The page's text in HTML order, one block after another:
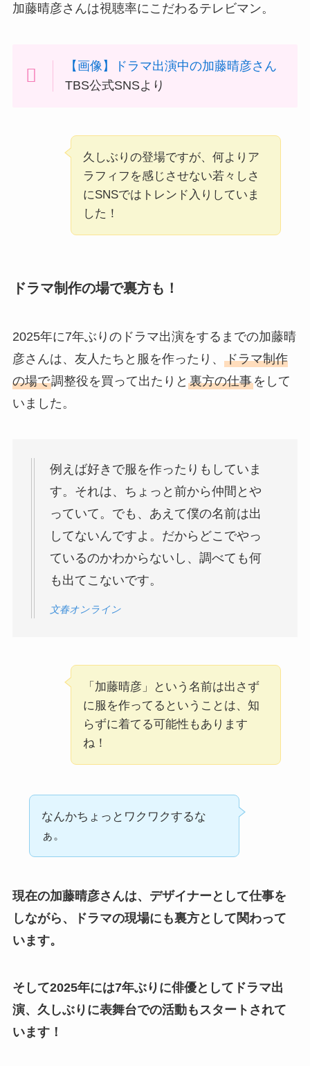
加藤晴彦さんは視聴率にこだわるテレビマン。
【画像】ドラマ出演中の加藤晴彦さん
TBS公式SNSより
久しぶりの登場ですが、何よりア
ラフィフを感じさせない若々しさ
にSNSではトレンド入りしていま
した！
ドラマ制作の場で裏方も！
2025年に7年ぶりのドラマ出演をするまでの加藤晴
彦さんは、友人たちと服を作ったり、 ドラマ制作
の場で調整役を買って出たりと 裏方の仕事をして
いました。
例えば好きで服を作ったりもしていま
す。それは、ちょっと前から仲間とや
っていて。でも、あえて僕の名前は出
してないんですよ。だからどこでやっ
ているのかわからないし、調べても何
も出てこないです。
文春オンライン
「加藤晴彦」という名前は出さず
に服を作ってるということは、知
らずに着てる可能性もあります
ね！
なんかちょっとワクワクするな
ぁ。
現在の加藤晴彦さんは、デザイナーとして仕事を
しながら、ドラマの現場にも裏方として関わって
います。
そして2025年には7年ぶりに俳優としてドラマ出
演、久しぶりに表舞台での活動もスタートされて
います！